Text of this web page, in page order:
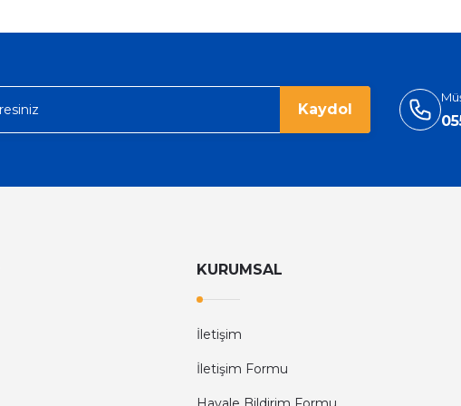
Gönder
Kaydol
KURUMSAL
İletişim
İletişim Formu